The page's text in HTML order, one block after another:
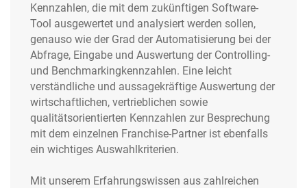
Kennzahlen, die mit dem zukünftigen Software-
Tool ausgewertet und analysiert werden sollen,
genauso wie der Grad der Automatisierung bei der
Abfrage, Eingabe und Auswertung der Controlling-
und Benchmarkingkennzahlen. Eine leicht
verständliche und aussagekräftige Auswertung der
wirtschaftlichen, vertrieblichen sowie
qualitätsorientierten Kennzahlen zur Besprechung
mit dem einzelnen Franchise-Partner ist ebenfalls
ein wichtiges Auswahlkriterien.
Mit unserem Erfahrungswissen aus zahlreichen